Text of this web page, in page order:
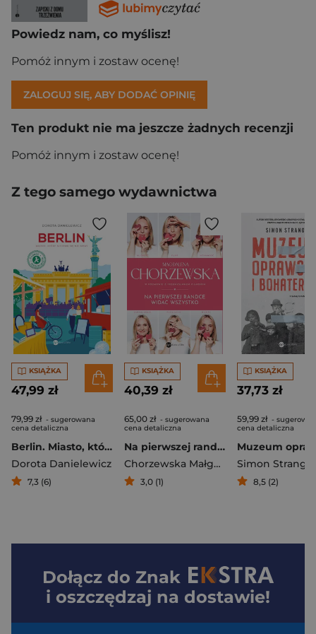
Powiedz nam, co myślisz!
Pomóż innym i zostaw ocenę!
ZALOGUJ SIĘ, ABY DODAĆ OPINIĘ
Ten produkt nie ma jeszcze żadnych recenzji
Pomóż innym i zostaw ocenę!
Z tego samego wydawnictwa
KSIĄŻKA
47,99 zł
79,99 zł - sugerowana
cena detaliczna
Berlin. Miasto, które niczemu się nie dziwi
Dorota Danielewicz
7,3 (6)
KSIĄŻKA
40,39 zł
65,00 zł - sugerowana
cena detaliczna
Na pierwszej randce widać wszystko
Chorzewska Małgorzata
,Pilarski
3,0 (1)
KSIĄŻKA
37,73 zł
59,99 zł -
cena detaliczna
Simon
8,5 (2)
Dołącz do Znak
i oszczędzaj na dostawie!